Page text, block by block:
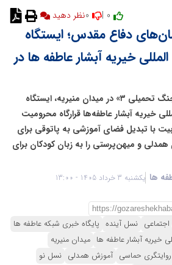
دفاع مقدس؛ ایستگاه
خیریه آبشار عاطفه ها در
در جریان تجمعات شبانه «جنگ تحمیلی ۳» در میدان منیریه، ایستگاه
خیریه آبشار عاطفه‌ها قرارگاه محرومیت
با تبدیل فضای آموزشی به پاتوقی برای
و میهن‌پرستی را به زبان کودکان برای
ها یکشنبه 3 خرداد 1405 - 13:00
نسل آینده پایگاه خبری شبکه عاطفه ها
خیریه آبشار عاطفه ها میدان منیریه
روایتگری حماسی آموزش همدلی نسل نو